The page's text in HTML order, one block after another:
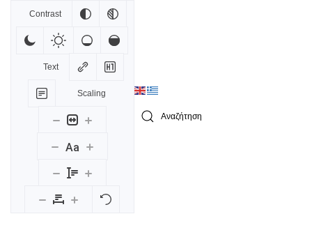
Skip to main content
Contrast
Text
Scaling
Aa